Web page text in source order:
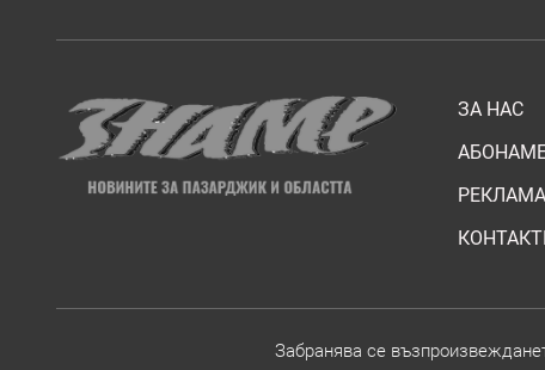
ЗА НАС
РЕКЛАМА
Забранява се